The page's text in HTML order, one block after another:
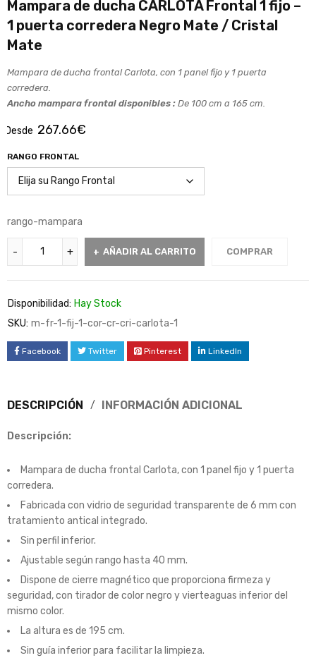
Mampara de ducha CARLOTA Frontal 1 fijo –
1 puerta corredera Negro Mate / Cristal
Mate
Mampara de ducha frontal Carlota, con 1 panel fijo y 1 puerta
corredera.
Ancho mampara frontal disponibles : De 100 cm a 165 cm.
Desde 267.66€
RANGO FRONTAL
rango-mampara
AÑADIR AL CARRITO COMPRAR
Disponibilidad: Hay Stock
SKU: m-fr-1-fij-1-cor-cr-cri-carlota-1
Facebook Twitter Pinterest LinkedIn
DESCRIPCIÓN INFORMACIÓN ADICIONAL
Descripción:
Mampara de ducha frontal Carlota, con 1 panel fijo y 1 puerta
corredera.
Fabricada con vidrio de seguridad transparente de 6 mm con
tratamiento antical integrado.
Sin perfil inferior.
Ajustable según rango hasta 40 mm.
Dispone de cierre magnético que proporciona firmeza y
seguridad, con tirador de color negro y vierteaguas inferior del
mismo color.
La altura es de 195 cm.
Sin guía inferior para facilitar la limpieza.